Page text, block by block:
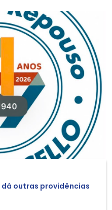
outras providências